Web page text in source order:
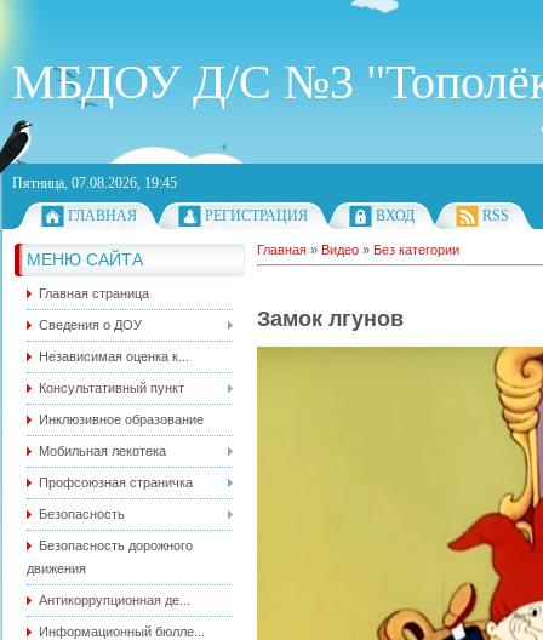
МБДОУ Д/С №3
Пятница, 07.08.2026, 19:45
ГЛАВНАЯ
РЕГИСТРАЦИЯ ВХОД RSS
МЕНЮ САЙТА
Главная страница
Сведения о ДОУ
Независимая оценка к...
Консультативный пункт
Инклюзивное образование
Мобильная лекотека
Профсоюзная страничка
Безопасность
Безопасность дорожного
движения
Антикоррупционная де...
Информационный бюлле...
Главная » Видео » Без категории
Замок лгунов